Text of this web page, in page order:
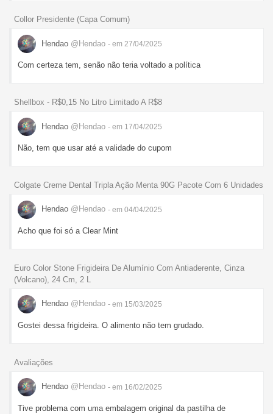
Collor Presidente (Capa Comum)
Hendao @Hendao - em 27/04/2025
Com certeza tem, senão não teria voltado a política
Shellbox - R$0,15 No Litro Limitado A R$8
Hendao @Hendao - em 17/04/2025
Não, tem que usar até a validade do cupom
Colgate Creme Dental Tripla Ação Menta 90G Pacote Com 6 Unidades
Hendao @Hendao - em 04/04/2025
Acho que foi só a Clear Mint
Euro Color Stone Frigideira De Alumínio Com Antiaderente, Cinza
(Volcano), 24 Cm, 2 L
Hendao @Hendao - em 15/03/2025
Gostei dessa frigideira. O alimento não tem grudado.
Avaliações
Hendao @Hendao - em 16/02/2025
Tive problema com uma embalagem original da pastilha de